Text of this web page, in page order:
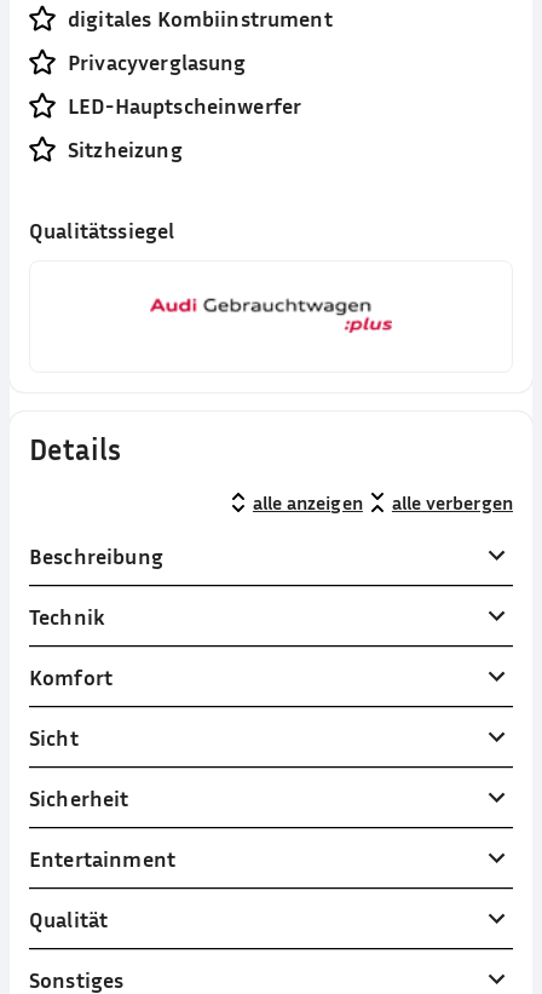
digitales Kombiinstrument
Privacyverglasung
LED-Hauptscheinwerfer
Sitzheizung
Qualitätssiegel
Details
alle anzeigen alle verbergen
Beschreibung
Technik
Komfort
Sicht
Sicherheit
Entertainment
Qualität
Sonstiges